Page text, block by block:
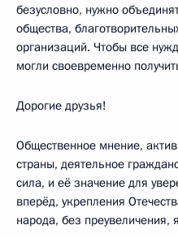
безусловно, нужно
общества,
организаций. Чтобы все
могли своевременно
Дорогие друзья!
Общественное мнение,
страны, деятельное
сила, и её значение для
вперёд, укрепления
народа, без